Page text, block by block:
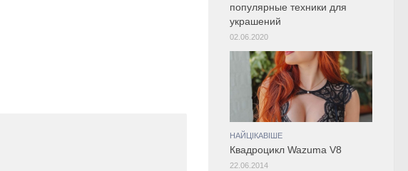
популярные техники для
украшений
02.06.2020
НАЙЦІКАВІШЕ
Квадроцикл Wazuma V8
22.06.2014